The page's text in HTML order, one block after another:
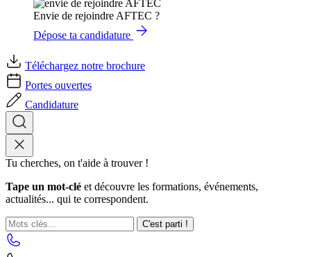
Envie de rejoindre AFTEC ?
Dépose ta candidature
Téléchargez notre brochure
Portes ouvertes
Candidature
Tu cherches, on t'aide à trouver !
Tape un mot-clé et découvre les formations, événements,
actualités... qui te correspondent.
C'est parti !